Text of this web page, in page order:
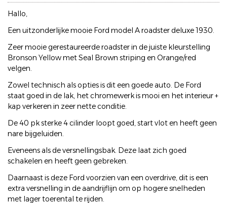
Hallo,
Een uitzonderlijke mooie Ford model A roadster deluxe 1930.
Zeer mooie gerestaureerde roadster in de juiste kleurstelling
Bronson Yellow met Seal Brown striping en Orange/red
velgen.
Zowel technisch als opties is dit een goede auto. De Ford
staat goed in de lak, het chromewerk is mooi en het interieur +
kap verkeren in zeer nette conditie.
De 40 pk sterke 4 cilinder loopt goed, start vlot en heeft geen
nare bijgeluiden.
Eveneens als de versnellingsbak. Deze laat zich goed
schakelen en heeft geen gebreken.
Daarnaast is deze Ford voorzien van een overdrive, dit is een
extra versnelling in de aandrijflijn om op hogere snelheden
met lager toerental te rijden.